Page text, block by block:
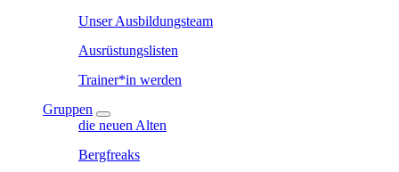
Unser Ausbildungsteam
Ausrüstungslisten
Trainer*in werden
Gruppen
die neuen Alten
Bergfreaks